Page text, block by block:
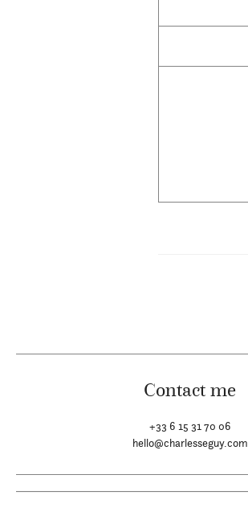
Contact me
+33 6 15 31 70 06
hello@charlesseguy.com